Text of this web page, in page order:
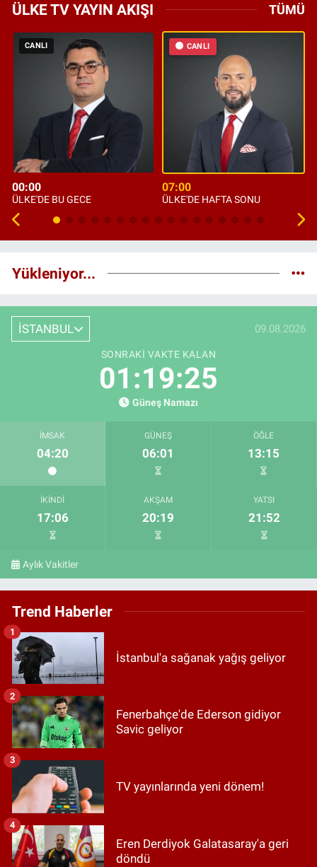
ÜLKE TV YAYIN AKIŞI TÜMÜ
CANLI
00:00
ÜLKE'DE BU GECE
CANLI
07:00
ÜLKE'DE HAFTA SONU
Yükleniyor...
İSTANBUL 09.08.2026
SONRAKI VAKTE KALAN
01:19:24
Güneş Namazı
İMSAK
04:20
GÜNEŞ
06:01
ÖĞLE
13:15
İKINDI
17:06
AKŞAM
20:19
YATSI
21:52
Aylık Vakitler
Trend Haberler
İstanbul'a sağanak yağış geliyor
1
Fenerbahçe'de Ederson gidiyor
Savic geliyor
2
TV yayınlarında yeni dönem!
3
Eren Derdiyok Galatasaray'a geri
döndü
4